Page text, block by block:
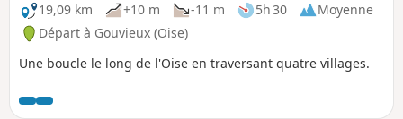
19,09 km
+10 m -11 m 5h 30
Moyenne
Départ à Gouvieux (Oise)
Une boucle le long de l'Oise en traversant quatre villages.